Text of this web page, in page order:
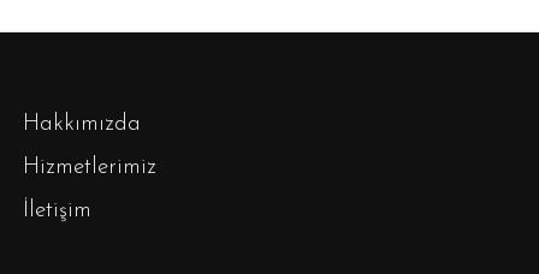
Hakkımızda
Hizmetlerimiz
İletişim